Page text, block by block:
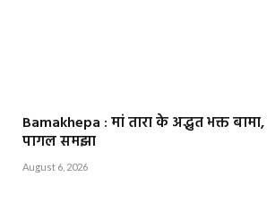
Bamakhepa : मां तारा के अद्भुत भक्त बामा,
पागल समझा
August 6, 2026